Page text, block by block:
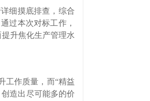
细摸底排查，综合
过本次对标工作，
升焦化生产管理水
工作质量，而“精益
造出尽可能多的价